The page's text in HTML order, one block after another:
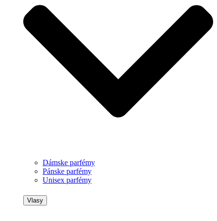
Dámske parfémy
Pánske parfémy
Unisex parfémy
Vlasy